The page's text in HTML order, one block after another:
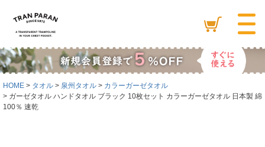
HOME タオル 泉州タオル
カラーガーゼタオル
ガーゼタオル ハンドタオル ブラック 10枚セット カラーガーゼタオル 日本製 綿
100％ 速乾